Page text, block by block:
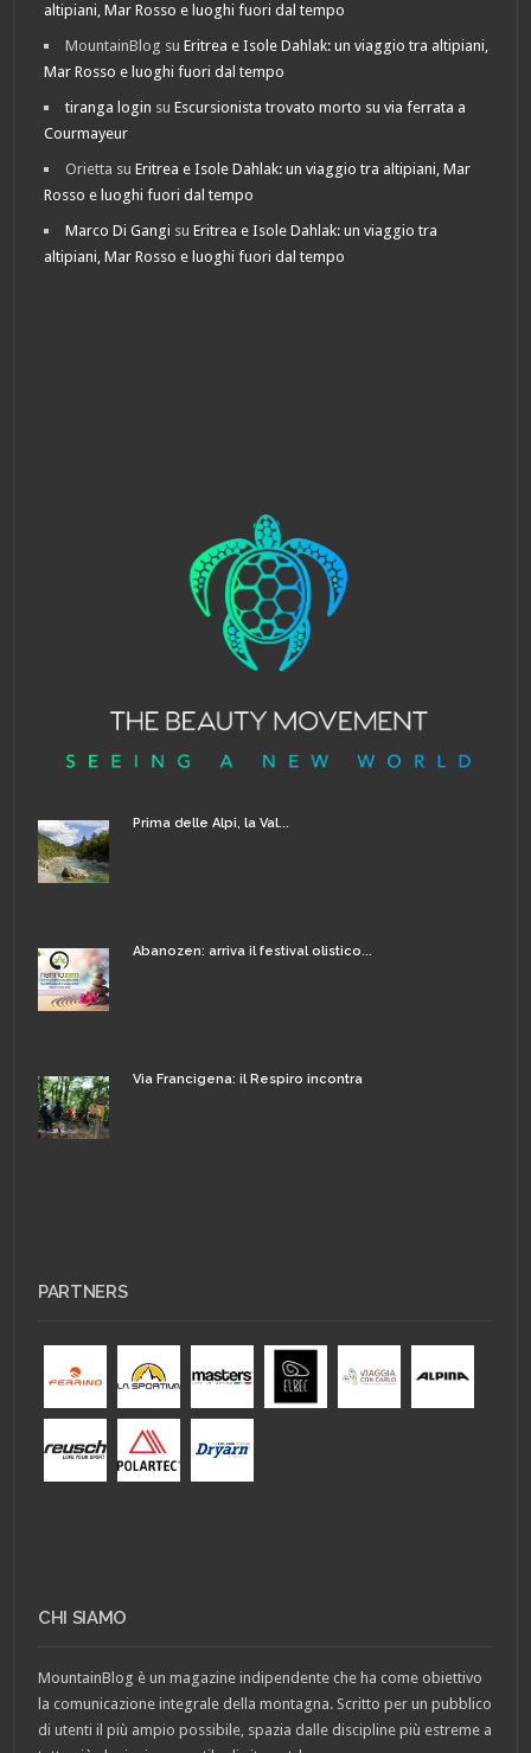
altipiani, Mar Rosso e luoghi fuori dal tempo
MountainBlog suEritrea e Isole Dahlak: un viaggio tra altipiani,
Mar Rosso e luoghi fuori dal tempo
tiranga login suEscursionista trovato morto su via ferrata a
Courmayeur
Orietta suEritrea e Isole Dahlak: un viaggio tra altipiani, Mar
Rosso e luoghi fuori dal tempo
Marco Di Gangi suEritrea e Isole Dahlak: un viaggio tra
altipiani, Mar Rosso e luoghi fuori dal tempo
Prima delle Alpi, la Val...
Abanozen: arriva il festival olistico...
Via Francigena: il Respiro incontra
PARTNERS
CHI SIAMO
MountainBlog è un magazine indipendente che ha come obiettivo
la comunicazione integrale della montagna. Scritto per un pubblico
di utenti il più ampio possibile, spazia dalle discipline più estreme a